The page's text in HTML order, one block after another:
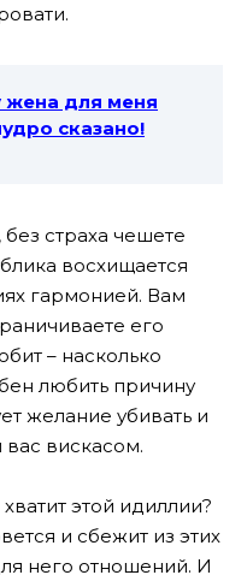
жена для меня
сказано!
страха чешете
восхищается
гармонией. Вам
его
– насколько
любить причину
желание убивать и
вискасом.
этой идиллии?
и сбежит из этих
него отношений. И